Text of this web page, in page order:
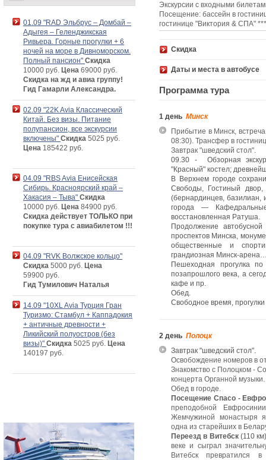
Экскурсии с входными
Посещение: бассейн в
гостинице "Виктория & СПА"
Скидка
Даты и места в автобусе
Программа тура
1 день Минск
Прибытие в Минск,
08:30). Трансфер в
Завтрак "шведский стол".
09.30 - Обзорная
"Красный" костел;
В Верхнем городе
Свободы, Гостиный двор,
(бернардинцев, базилиан,
города —
восстановленная Ратуша.
Продолжение
проспектов Минска,
общественные и
грандиозная Минск-
Пешеходная прогулка
позапрошлого века, а
кафе и пр.
Обед.
Свободное время,
2 день Полоцк
Завтрак "шведский стол".
Освобождение номеров в
Знакомство с Полоцком -
концерта Органной музыки.
Обед в городе.
Посещение Спасо -
преподобной
Жемчужиной монастыря
одна из старейших в
Переезд в Витебск(110
веке и сыграл
Витебск превратился
01.09 "RAD Эльбрус – Домбай –
Адыгея – Геленджикская
Ривьера. Горные прогулки + 6
ночей на море в Дивноморском.
Полный пансион" Скидка
10000 руб. Цена 69000 руб.
Скидка на жд и авиа группу!
Гид Гамарли Александра.
02.09 "22K Avia Классический
Китай. Без визы. Питание
полупансион, все экскурсии
включены" Скидка 5025 руб.
Цена 185422 руб.
04.09 "RBS Avia Енисейская
Сибирь. Красноярский край –
Хакасия – Тыва" Скидка
10000 руб. Цена 84900 руб.
Скидка действует ТОЛЬКО при
покупке тура с авиабилетом !!!
04.09 "RVK Волжское кольцо"
Скидка 5000 руб. Цена
59900 руб.
Гид Тумилович Наталья
14.09 "10XL Avia Турция Гран
Туризмо: Стамбул + Каппадокия
+ античные древности +
Ликийский полуостров (без
визы)" Скидка 5025 руб. Цена
140197 руб.